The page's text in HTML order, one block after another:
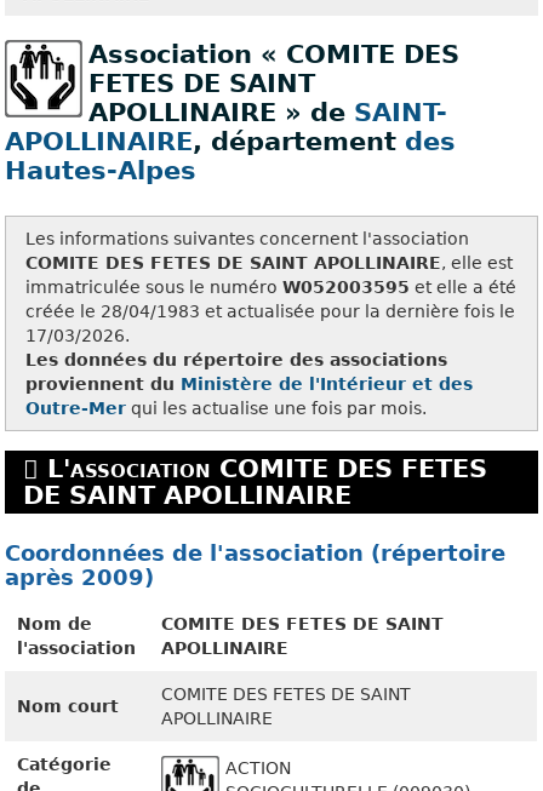
Association « COMITE DES
FETES DE SAINT
APOLLINAIRE » de SAINT-
APOLLINAIRE, département des
Hautes-Alpes
Les informations suivantes concernent l'association
COMITE DES FETES DE SAINT APOLLINAIRE, elle est
immatriculée sous le numéroW052003595 et elle a été
créée le 28/04/1983 et actualisée pour la dernière fois le
17/03/2026.
Les données du répertoire des associations
proviennent du Ministère de l'Intérieur et des
Outre-Mer qui les actualise une fois par mois.
L'association COMITE DES FETES
DE SAINT APOLLINAIRE
Coordonnées de l'association (répertoire
après 2009)
Nom de
l'association
COMITE DES FETES DE SAINT
APOLLINAIRE
Nom court
COMITE DES FETES DE SAINT
APOLLINAIRE
Catégorie
ACTION